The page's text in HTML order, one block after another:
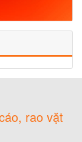
rao vặt